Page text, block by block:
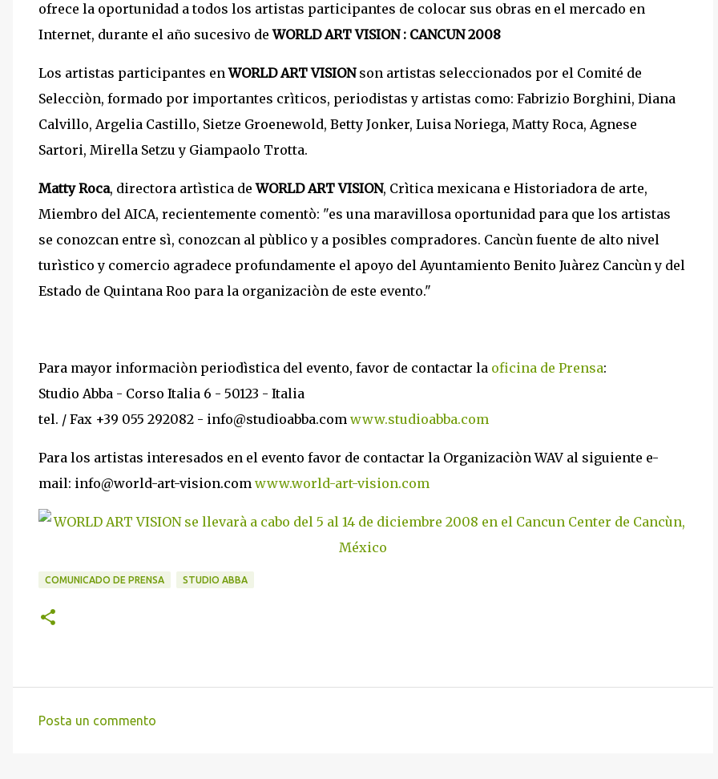
ofrece la oportunidad a todos los artistas participantes de colocar sus obras en el mercado en
Internet, durante el año sucesivo deWORLD ART VISION : CANCUN 2008
Los artistas participantes enWORLD ART VISIONson artistas seleccionados por el Comité de
Selecciòn, formado por importantes crìticos, periodistas y artistas como: Fabrizio Borghini, Diana
Calvillo, Argelia Castillo, Sietze Groenewold, Betty Jonker, Luisa Noriega, Matty Roca, Agnese
Sartori, Mirella Setzu y Giampaolo Trotta.
Matty Roca, directora artìstica deWORLD ART VISION, Crìtica mexicana e Historiadora de arte,
Miembro del AICA, recientemente comentò: "es una maravillosa oportunidad para que los artistas
se conozcan entre sì, conozcan al pùblico y a posibles compradores. Cancùn fuente de alto nivel
turìstico y comercio agradece profundamente el apoyo del Ayuntamiento Benito Juàrez Cancùn y del
Estado de Quintana Roo para la organizaciòn de este evento."
Para mayor informaciòn periodìstica del evento, favor de contactar la oficina de Prensa:
Studio Abba - Corso Italia 6 - 50123 - Italia
tel. / Fax +39 055 292082 - info@studioabba.com www.studioabba.com
Para los artistas interesados en el evento favor de contactar la Organizaciòn WAV al siguiente e-
mail: info@world-art-vision.com www.world-art-vision.com
COMUNICADO DE PRENSA STUDIO ABBA
Posta un commento